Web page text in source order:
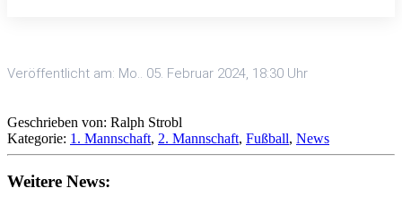
Veröffentlicht am: Mo.. 05. Februar 2024, 18:30 Uhr
Geschrieben von: Ralph Strobl
Kategorie: 1. Mannschaft, 2. Mannschaft, Fußball, News
Weitere News: